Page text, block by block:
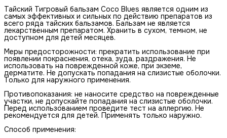
Тайский Тигровый бальзам Coco Blues является одним из
самых эффективных и сильных по действию препаратов из
всего ряда тайских бальзамов. Бальзам не является
лекарственным препаратом. Хранить в сухом, темном, не
доступном для детей месяцев.
Меры предосторожности: прекратить использование при
появлении покраснения, отека, зуда, раздражения. Не
использовать на поврежденной коже, при экземе,
дерматите. Не допускать попадания на слизистые оболочки.
Только для наружного применения.
Противопоказания: не наносите средство на поврежденные
участки, не допускайте попадания на слизистые оболочки.
Перед использованием проведите тест на аллергию. Не
рекомендуется для детей. Применять только наружно.
Способ применения: